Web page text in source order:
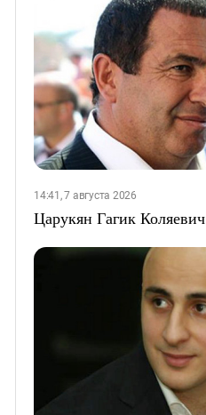
14:41, 7 августа 2026
Царукян Гагик Коляевич